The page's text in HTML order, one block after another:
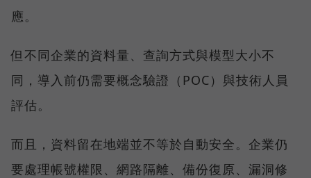
應。
但不同企業的資料量、查詢方式與模型大小不
同，導入前仍需要概念驗證（POC）與技術人員
評估。
而且，資料留在地端並不等於自動安全。企業仍
要處理帳號權限、網路隔離、備份復原、漏洞修